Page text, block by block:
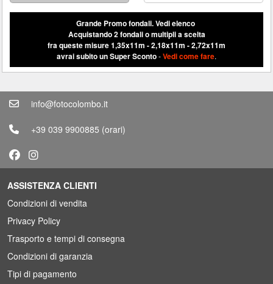
Grande Promo fondali.Vedi elenco
Acquistando 2 fondali o multipli a scelta
fra queste misure 1,35x11m - 2,18x11m - 2,72x11m
avrai subito un Super Sconto-Vedi come fare.
info@fotocolombo.it
+39 039 9900885 (orari)
ASSISTENZA CLIENTI
Condizioni di vendita
Privacy Policy
Trasporto e tempi di consegna
Condizioni di garanzia
Tipi di pagamento